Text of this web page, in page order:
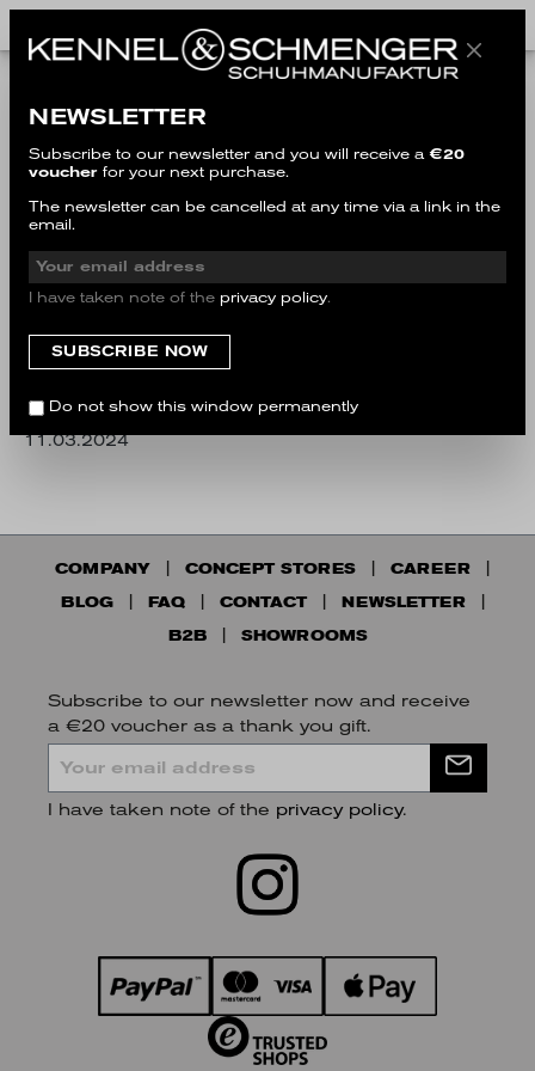
Wann bekomme ich mein Geld
zurückerstattet?
Wann bekomme ich mein
Geld zurückerstattet?
Nachdem wir Ihre Retoure erhalten und geprüft
haben, weisen wir umgehend die Rückerstattung
an. Dies kann je nach Bearbeitungszeiten unserer
nehmen.
11.03.2024
COMPANY CONCEPT STORES
CAREER
BLOG
FAQ CONTACT
NEWSLETTER
B2B
SHOWROOMS
Subscribe to our newsletter now and receive
a €20 voucher as a thank you gift.
I have taken note of the privacy policy.
NEWSLETTER
Subscribe to our newsletter and you will receive a €20
voucher for your next purchase.
The newsletter can be cancelled at any time via a link in the
email.
I have taken note of the privacy policy.
Do not show this window permanently